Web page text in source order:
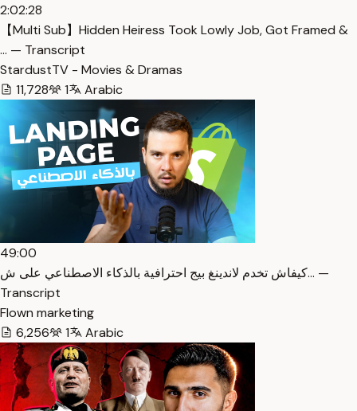
2:02:28
【Multi Sub】Hidden Heiress Took Lowly Job, Got Framed &
… — Transcript
StardustTV - Movies & Dramas
11,728
1 Arabic
49:00
كيفاش تخدم لاندينغ بيج احترافية بالذكاء الاصطناعي على ش… —
Transcript
Flown marketing
6,256
1 Arabic